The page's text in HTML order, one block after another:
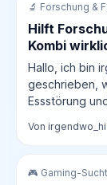
🔬 Forschung &
Hilft
Kombi
Hallo, ich bin
geschrieben,
Essstörung
Von
🎮 Gaming-Sucht